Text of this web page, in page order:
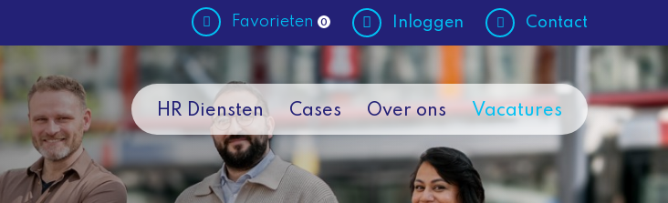
Favorieten 0 Inloggen Contact
HR Diensten Cases Over ons Vacatures